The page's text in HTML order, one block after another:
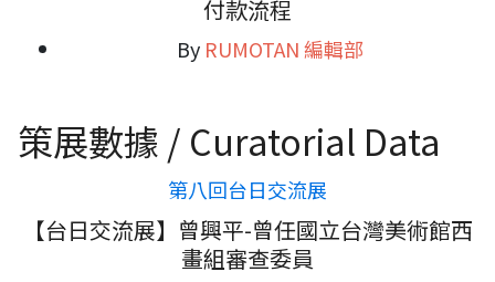
付款流程
By RUMOTAN 編輯部
策展數據 / Curatorial Data
第八回台日交流展
【台日交流展】曾興平-曾任國立台灣美術館西
畫組審查委員